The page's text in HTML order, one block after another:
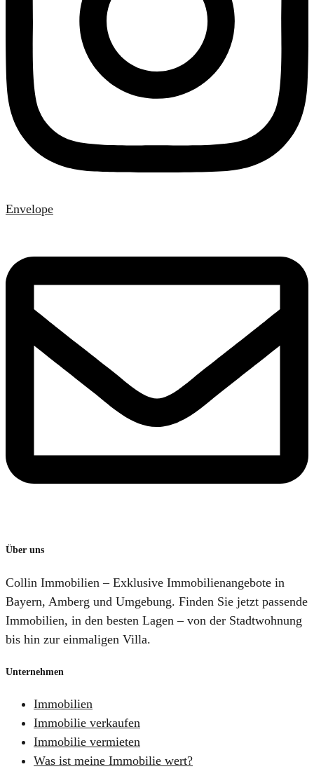
Envelope
Über uns
Collin Immobilien – Exklusive Immobilienangebote in
Bayern, Amberg und Umgebung. Finden Sie jetzt passende
Immobilien, in den besten Lagen – von der Stadtwohnung
bis hin zur einmaligen Villa.
Unternehmen
Immobilien
Immobilie verkaufen
Immobilie vermieten
Was ist meine Immobilie wert?